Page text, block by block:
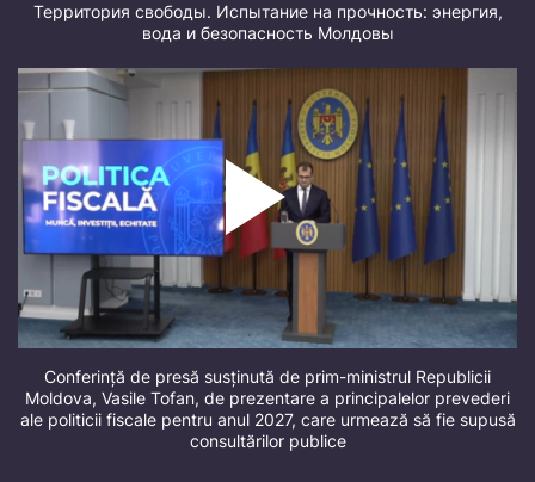
Территория свободы. Испытание на прочность: энергия,
вода и безопасность Молдовы
Conferință de presă susținută de prim-ministrul Republicii
Moldova, Vasile Tofan, de prezentare a principalelor prevederi
ale politicii fiscale pentru anul 2027, care urmează să fie supusă
consultărilor publice